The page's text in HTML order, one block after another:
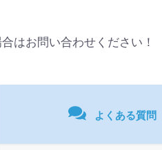
はお問い合わせください！
よくある質問